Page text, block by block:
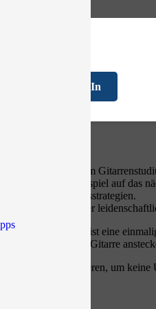
Log In
mit Fabian Ratsak TEIL.2
mit Sebastian
Highlights aus dem
um euer Gitarrenspiel auf das
und Übungsstrategien.
von einem der
Live-Stream ist eine
für die Gitarre
Glocke zu aktivieren, um